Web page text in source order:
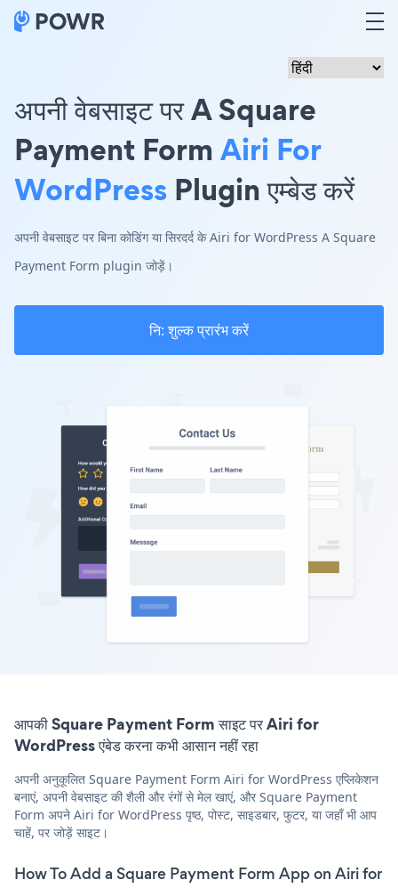
अपनी वेबसाइट पर A Square
Payment Form Airi For
WordPress Plugin एम्बेड करें
अपनी वेबसाइट पर बिना कोडिंग या सिरदर्द के Airi for WordPress A Square
Payment Form plugin जोड़ें।
नि: शुल्क प्रारंभ करें
आपकी Square Payment Form साइट पर Airi for
WordPress एंबेड करना कभी आसान नहीं रहा
अपनी अनुकूलित Square Payment Form Airi for WordPress एप्लिकेशन
बनाएं, अपनी वेबसाइट की शैली और रंगों से मेल खाएं, और Square Payment
Form अपने Airi for WordPress पृष्ठ, पोस्ट, साइडबार, फुटर, या जहाँ भी आप
चाहें, पर जोड़ें साइट।
How To Add a Square Payment Form App on Airi for